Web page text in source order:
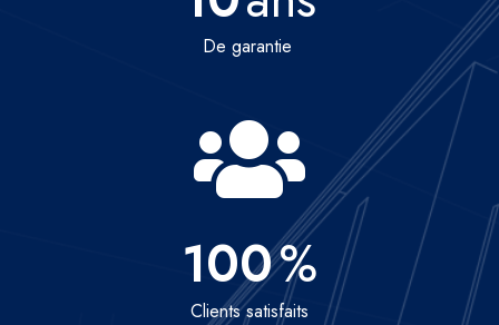
De garantie
100%
Clients satisfaits